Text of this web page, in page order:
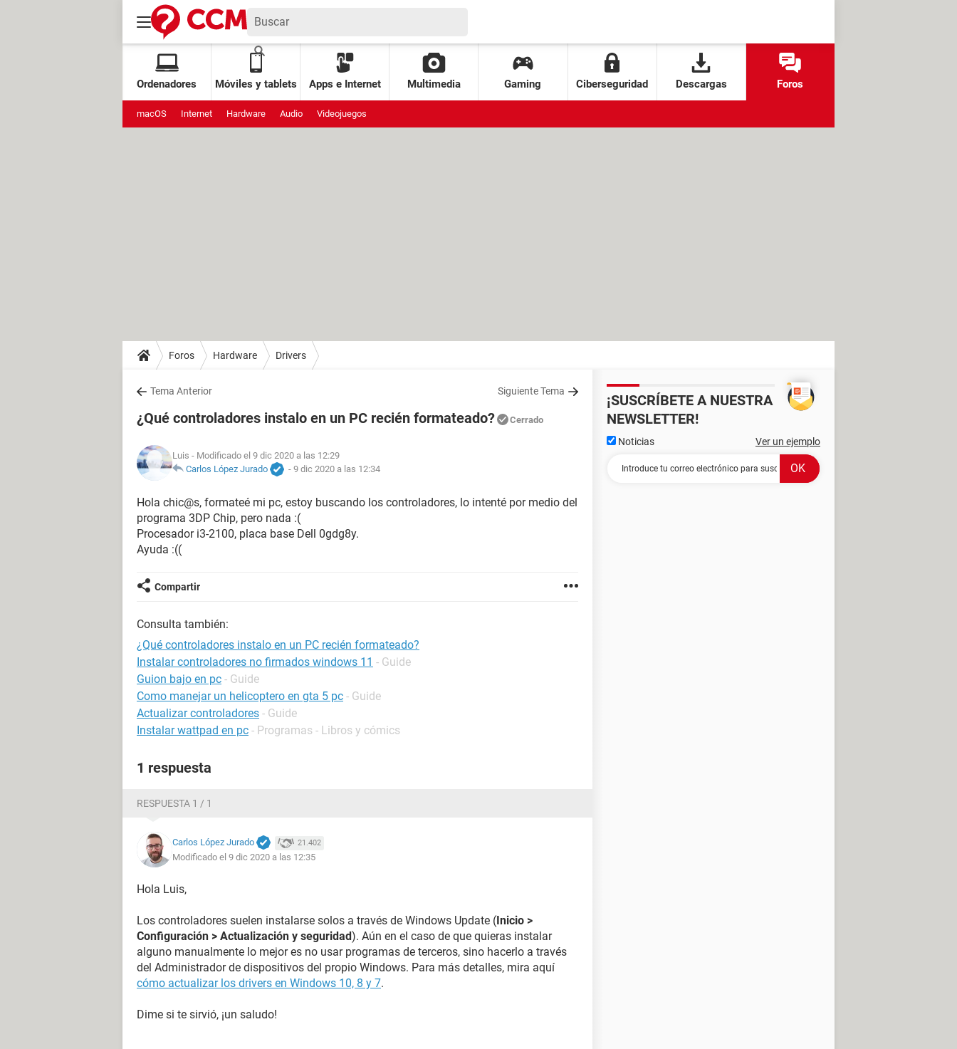
Ordenadores Móviles y tablets Apps e Internet Multimedia Gaming Ciberseguridad Descargas Foros
macOS Internet Hardware Audio Videojuegos
Foros Hardware Drivers
Tema Anterior Siguiente Tema
¿Qué controladores instalo en un PC recién formateado? Cerrado
Luis - Modificado el 9 dic 2020 a las 12:29
Carlos López Jurado
- 9 dic 2020 a las 12:34
Hola chic@s, formateé mi pc, estoy buscando los controladores, lo intenté por medio del
programa 3DP Chip, pero nada :(
Procesador i3-2100, placa base Dell 0gdg8y.
Ayuda :((
Compartir
Consulta también:
¿Qué controladores instalo en un PC recién formateado?
Instalar controladores no firmados windows 11 - Guide
Guion bajo en pc - Guide
Como manejar un helicoptero en gta 5 pc - Guide
Actualizar controladores - Guide
Instalar wattpad en pc - Programas - Libros y cómics
1 respuesta
RESPUESTA 1 / 1
Carlos López Jurado 21.402
Modificado el 9 dic 2020 a las 12:35
Hola Luis,
Los controladores suelen instalarse solos a través de Windows Update (Inicio >
Configuración > Actualización y seguridad). Aún en el caso de que quieras instalar
alguno manualmente lo mejor es no usar programas de terceros, sino hacerlo a través
del Administrador de dispositivos del propio Windows. Para más detalles, mira aquí
cómo actualizar los drivers en Windows 10, 8 y 7.
Dime si te sirvió, ¡un saludo!
¡SUSCRÍBETE A NUESTRA
NEWSLETTER!
Noticias Ver un ejemplo